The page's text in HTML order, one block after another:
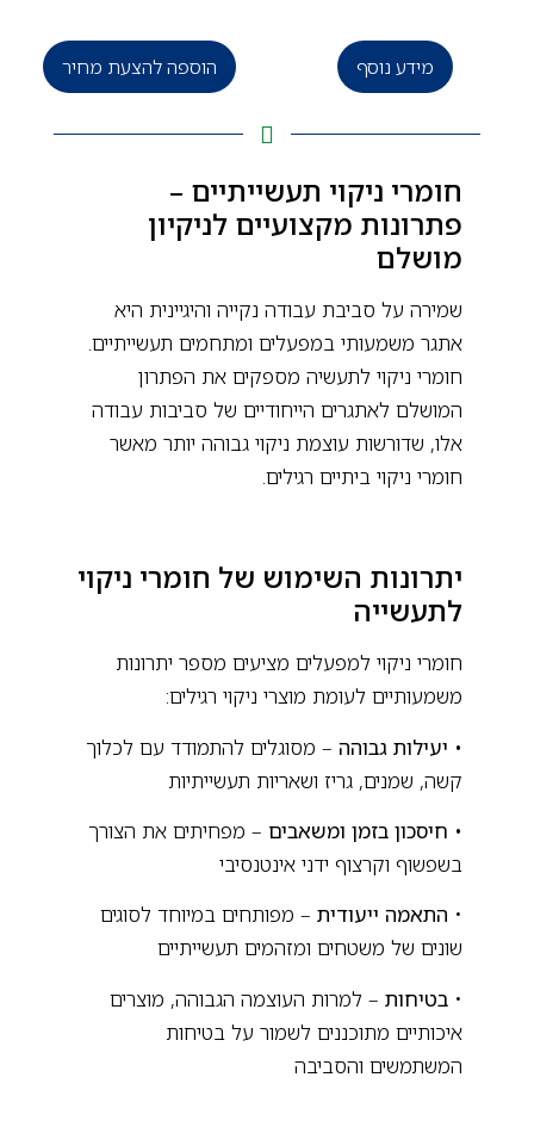
מידע נוסף הוספה להצעת מחיר
חומרי ניקוי תעשייתיים –
פתרונות מקצועיים לניקיון
מושלם
שמירה על סביבת עבודה נקייה והיגיינית היא
אתגר משמעותי במפעלים ומתחמים תעשייתיים.
חומרי ניקוי לתעשיה מספקים את הפתרון
המושלם לאתגרים הייחודיים של סביבות עבודה
אלו, שדורשות עוצמת ניקוי גבוהה יותר מאשר
חומרי ניקוי ביתיים רגילים.
יתרונות השימוש של חומרי ניקוי
לתעשייה
חומרי ניקוי למפעלים מציעים מספר יתרונות
משמעותיים לעומת מוצרי ניקוי רגילים:
• יעילות גבוהה– מסוגלים להתמודד עם לכלוך
קשה, שמנים, גריז ושאריות תעשייתיות
• חיסכון בזמן ומשאבים– מפחיתים את הצורך
בשפשוף וקרצוף ידני אינטנסיבי
התאמה ייעודית– מפותחים במיוחד לסוגים
שונים של משטחים ומזהמים תעשייתיים
בטיחות– למרות העוצמה הגבוהה, מוצרים
איכותיים מתוכננים לשמור על בטיחות
המשתמשים והסביבה